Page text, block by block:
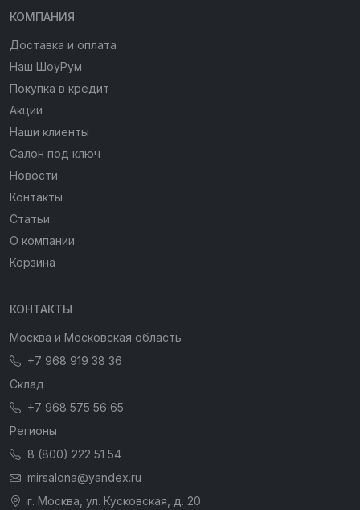
КОМПАНИЯ
Доставка и оплата
Наш ШоуРум
Покупка в кредит
Акции
Наши клиенты
Салон под ключ
Новости
Контакты
Статьи
О компании
Корзина
КОНТАКТЫ
Москва и Московская область
+7 968 919 38 36
Склад
+7 968 575 56 65
Регионы
8 (800) 222 51 54
mirsalona@yandex.ru
г. Москва, ул. Кусковская, д. 20